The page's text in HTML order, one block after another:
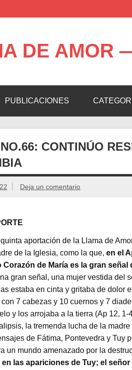
DE AMOR
PUBLICACIONES
CONTINÚO
Deja un comentario
aportación de la Llama de
de la Iglesia, como la que, en el
Corazón de María es la gran
gran señal, una mujer vestida del
estaba en cinta y gritaba de dolor
7 cabezas y 10 cuernos y 7
y los arrojaba a la tierra (Ap 12,
la tremenda lucha de la
de Fátima, Pontevedra y Tuy
un mundo amenazado por la
en las apariciones de Tuy; el